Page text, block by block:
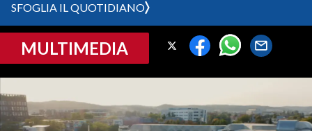
CRONACA SARDEGNA
PROVINCIA DI CAGLIARI
SULCIS IGLESIENTE
SFOGLIA IL QUOTIDIANO
MULTIMEDIA